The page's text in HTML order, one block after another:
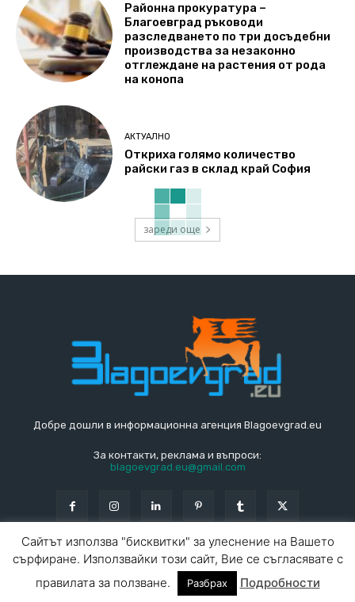
Районна прокуратура –
Благоевград ръководи
разследването по три досъдебни
производства за незаконно
отглеждане на растения от рода
на конопа
АКТУАЛНО
Откриха голямо количество
райски газ в склад край София
зареди още
Добре дошли в информационна агенция Blagoevgrad.eu
За контакти, реклама и въпроси:
blagoevgrad.eu@gmail.com
Общи условия
За контакти
За реклама СПРАВОЧНИК СЪБИТИЯ
Сайтът използва "бисквитки" за улеснение на Вашето
сърфиране. Използвайки този сайт, Вие се съгласявате с
правилата за ползване.
Разбрах Подробности